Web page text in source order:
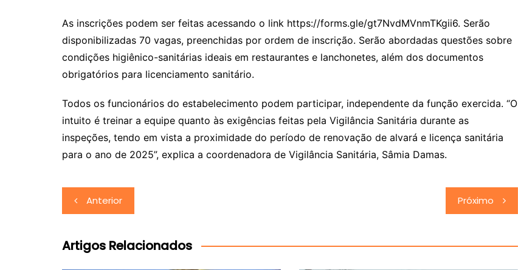
As inscrições podem ser feitas acessando o link https://forms.gle/gt7NvdMVnmTKgii6. Serão
disponibilizadas 70 vagas, preenchidas por ordem de inscrição. Serão abordadas questões sobre
condições higiênico-sanitárias ideais em restaurantes e lanchonetes, além dos documentos
obrigatórios para licenciamento sanitário.
Todos os funcionários do estabelecimento podem participar, independente da função exercida. “O
intuito é treinar a equipe quanto às exigências feitas pela Vigilância Sanitária durante as
inspeções, tendo em vista a proximidade do período de renovação de alvará e licença sanitária
para o ano de 2025”, explica a coordenadora de Vigilância Sanitária, Sâmia Damas.
Navegação
de
Post
Anterior Próximo
Artigos Relacionados